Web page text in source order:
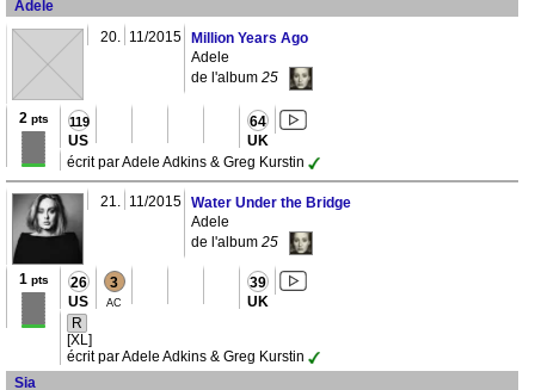
Adele
20. 11/2015
Million Years Ago
Adele
de l'album 25
2 pts
119
US
64
UK
écrit par Adele Adkins & Greg Kurstin
21. 11/2015
Water Under the Bridge
Adele
de l'album 25
1 pts 26
US
3
AC
39
UK
R
[XL]
écrit par Adele Adkins & Greg Kurstin
Sia